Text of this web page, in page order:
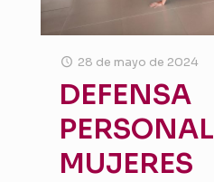
28 de mayo de 2024
DEFENSA
MUJERES